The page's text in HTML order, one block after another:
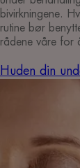
bivirkningene.
rutine bør
rådene våre for
Huden din
forpliktelser